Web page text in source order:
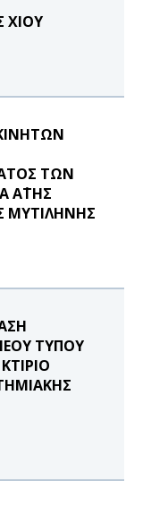
ΧΙΟΥ
ΤΩΝ
Α΄ΤΗΣ
ΜΥΤΙΛΗΝΗΣ
ΤΥΠΟΥ